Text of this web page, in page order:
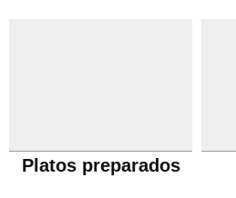
Platos preparados